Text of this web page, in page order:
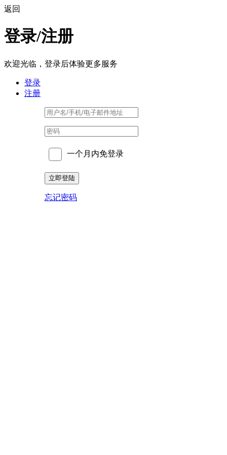
返回
登录/注册
欢迎光临，登录后体验更多服务
登录
注册
一个月内免登录
忘记密码